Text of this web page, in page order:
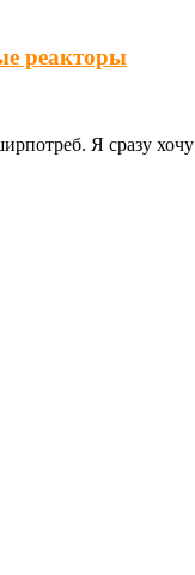
реакторы
Я сразу хочу